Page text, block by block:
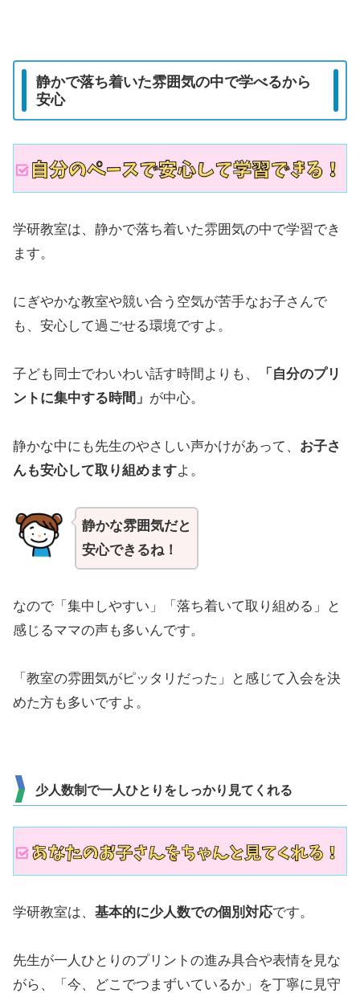
静かで落ち着いた雰囲気の中で学べるから
安心
学研教室は、静かで落ち着いた雰囲気の中で学習でき
ます。
にぎやかな教室や競い合う空気が苦手なお子さんで
も、安心して過ごせる環境ですよ。
子ども同士でわいわい話す時間よりも、
「自分のプリ
ントに集中する時間」 が中心。
静かな中にも先生のやさしい声かけがあって、 お子さ
んも安心して取り組めますよ。
静かな雰囲気だと
安心できるね！
なので「集中しやすい」「落ち着いて取り組める」と
感じるママの声も多いんです。
「教室の雰囲気がピッタリだった」と感じて入会を決
めた方も多いですよ。
少人数制で一人ひとりをしっかり見てくれる
学研教室は、 基本的に少人数での個別対応です。
先生が一人ひとりのプリントの進み具合や表情を見な
がら、「今、どこでつまずいているか」を丁寧に見守